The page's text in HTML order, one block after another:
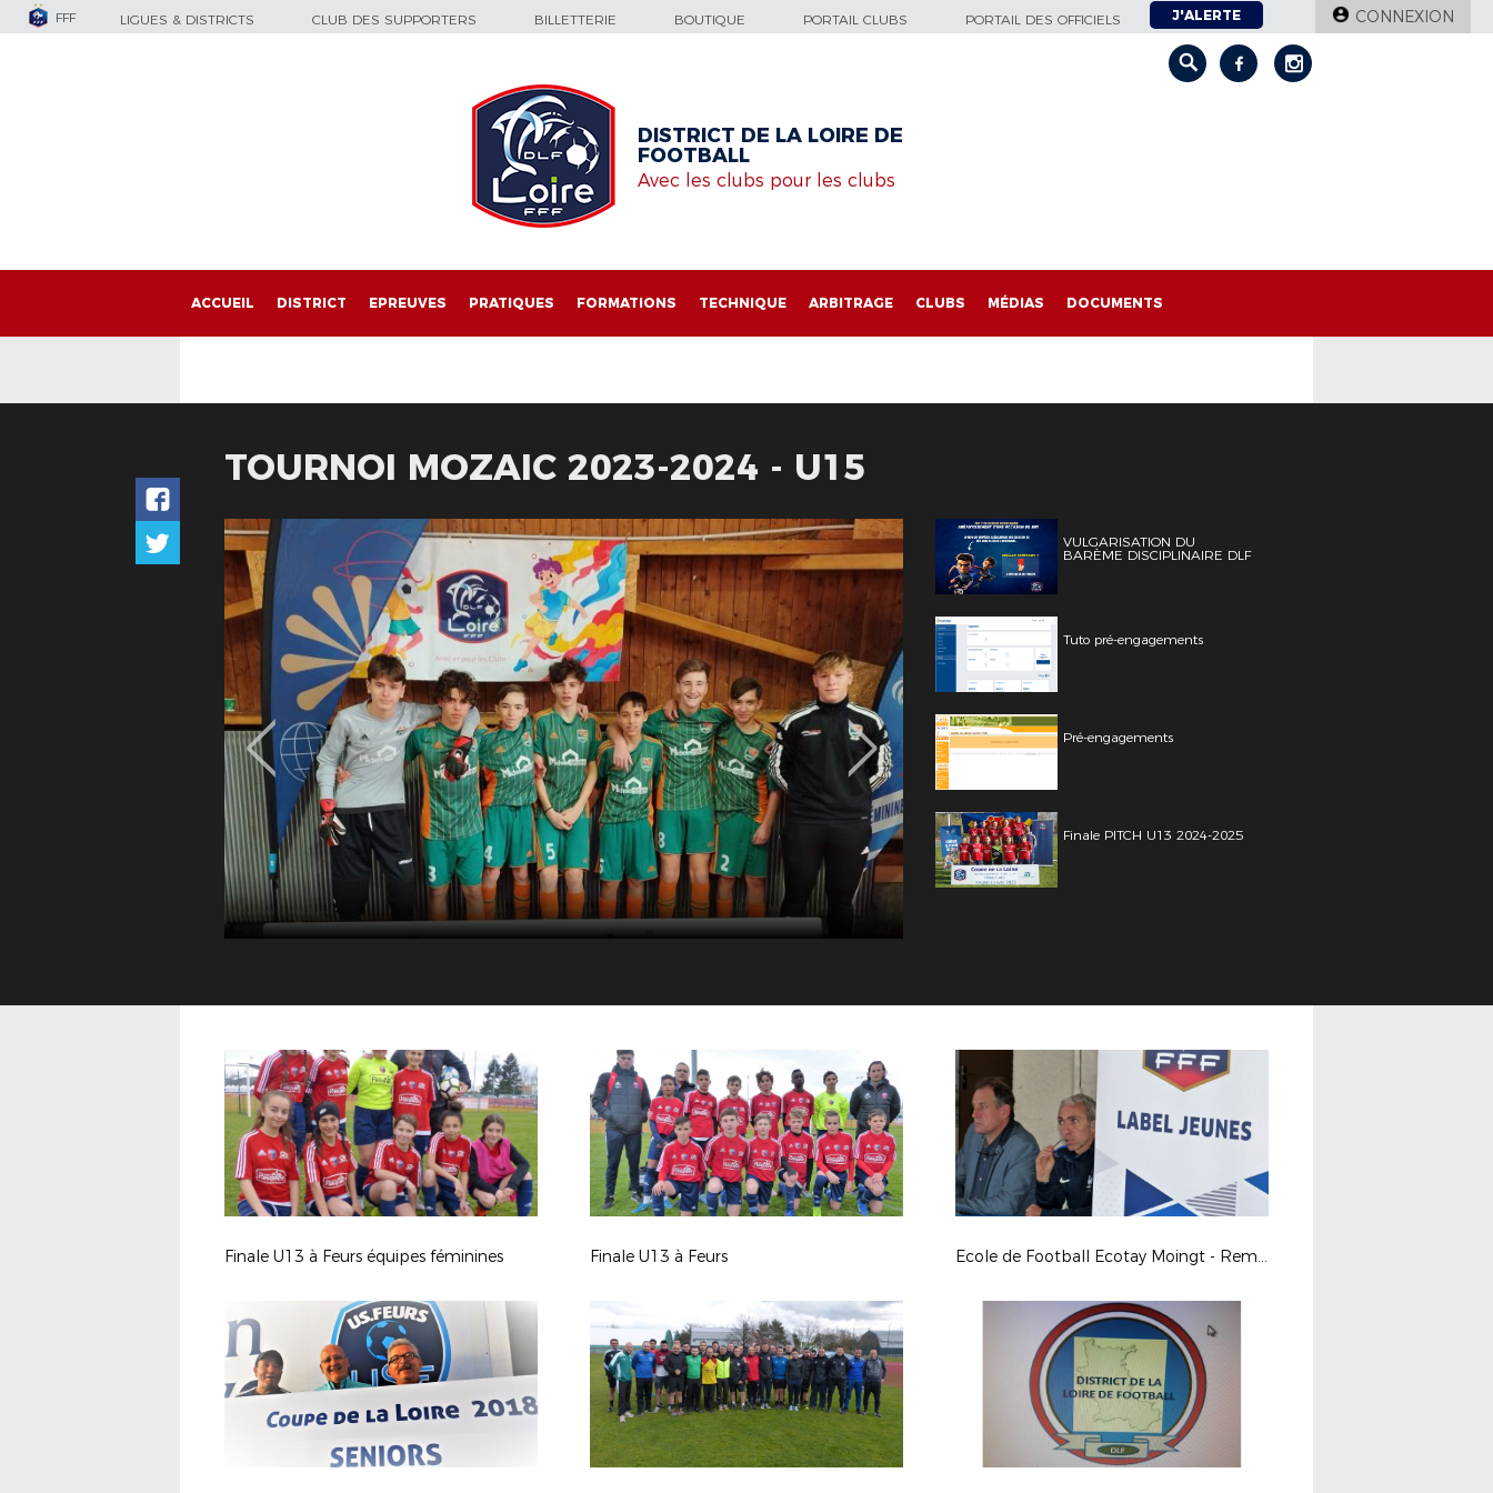
FFF LIGUES & DISTRICTS CLUB DES SUPPORTERS BILLETTERIE BOUTIQUE PORTAIL CLUBS PORTAIL DES OFFICIELS J'ALERTE CONNEXION
DISTRICT DE LA LOIRE DE
FOOTBALL
Avec les clubs pour les clubs
ACCUEIL DISTRICT EPREUVES PRATIQUES FORMATIONS TECHNIQUE ARBITRAGE CLUBS MÉDIAS DOCUMENTS
TOURNOI MOZAIC 2023-2024 - U15
VULGARISATION DU
BARÈME DISCIPLINAIRE DLF
Tuto pré-engagements
Pré-engagements
Finale PITCH U13 2024-2025
Finale U13 à Feurs équipes féminines Finale U13 à Feurs Ecole de Football Ecotay Moingt - Remise Label Jeunes et Féminin le 10 octobre 2018